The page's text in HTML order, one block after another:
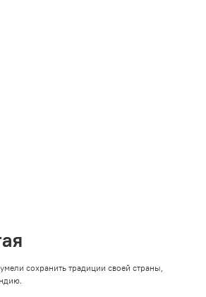
сохранить традиции своей страны,